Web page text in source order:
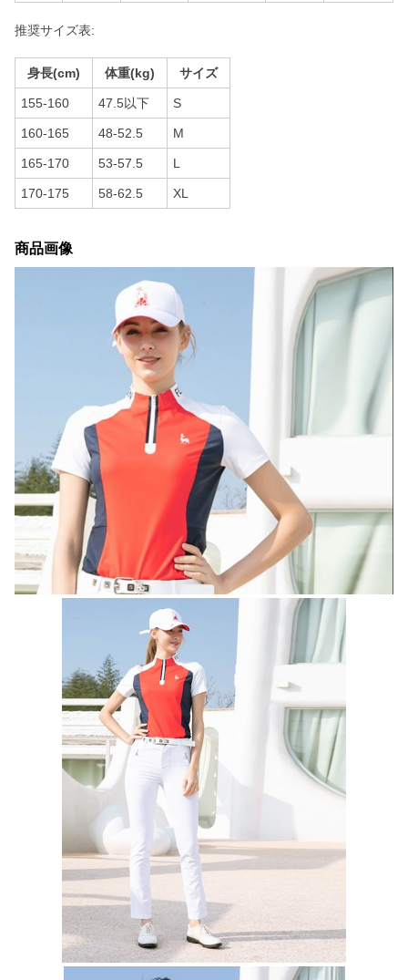
推奨サイズ表:
身長(cm) 体重(kg) サイズ
155-160 47.5以下 S
160-165 48-52.5 M
165-170 53-57.5 L
170-175 58-62.5 XL
商品画像